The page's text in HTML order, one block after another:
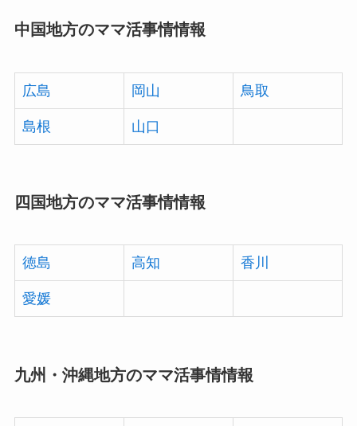
中国地方のママ活事情情報
広島 岡山 鳥取
島根 山口
四国地方のママ活事情情報
徳島 高知 香川
愛媛
九州・沖縄地方のママ活事情情報